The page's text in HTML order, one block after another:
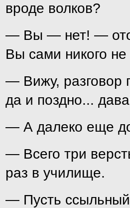
вроде волков?
— Вы — нет! —
Вы сами никого
— Вижу, разговор
да и поздно...
— А далеко еще
— Всего три
раз в училище.
— Пусть